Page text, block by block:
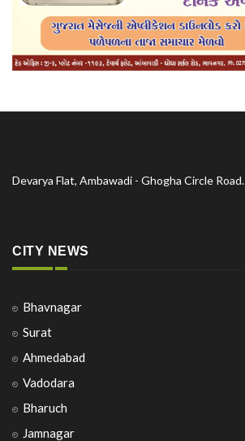
Devarya Flat, Ambawadi - Ghogha Circle Road.
CITY NEWS
Bhavnagar
Surat
Ahmedabad
Vadodara
Bharuch
Jamnagar